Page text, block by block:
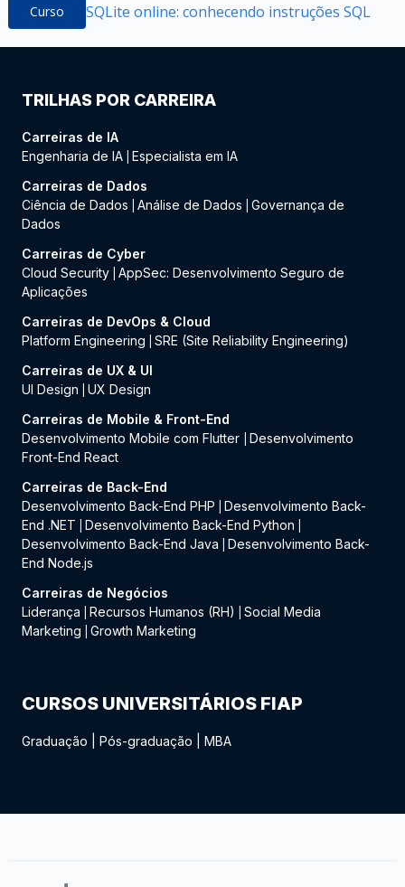
Curso SQLite online: conhecendo instruções SQL
TRILHAS POR CARREIRA
Carreiras de IA
Engenharia de IA Especialista em IA
Carreiras de Dados
Ciência de Dados
Análise de Dados
Governança de
Dados
Carreiras de Cyber
Cloud Security AppSec: Desenvolvimento Seguro de
Aplicações
Carreiras de DevOps & Cloud
Platform Engineering
SRE (Site Reliability Engineering)
Carreiras de UX & UI
UI Design
UX Design
Carreiras de Mobile & Front-End
Desenvolvimento Mobile com Flutter
Desenvolvimento
Front-End React
Carreiras de Back-End
Desenvolvimento Back-End PHP
Desenvolvimento Back-
End .NET
Desenvolvimento Back-End Python
Desenvolvimento Back-End Java
Desenvolvimento Back-
End Node.js
Carreiras de Negócios
Liderança
Recursos Humanos (RH)
Social Media
Marketing
Growth Marketing
CURSOS UNIVERSITÁRIOS FIAP
Graduação Pós-graduação MBA